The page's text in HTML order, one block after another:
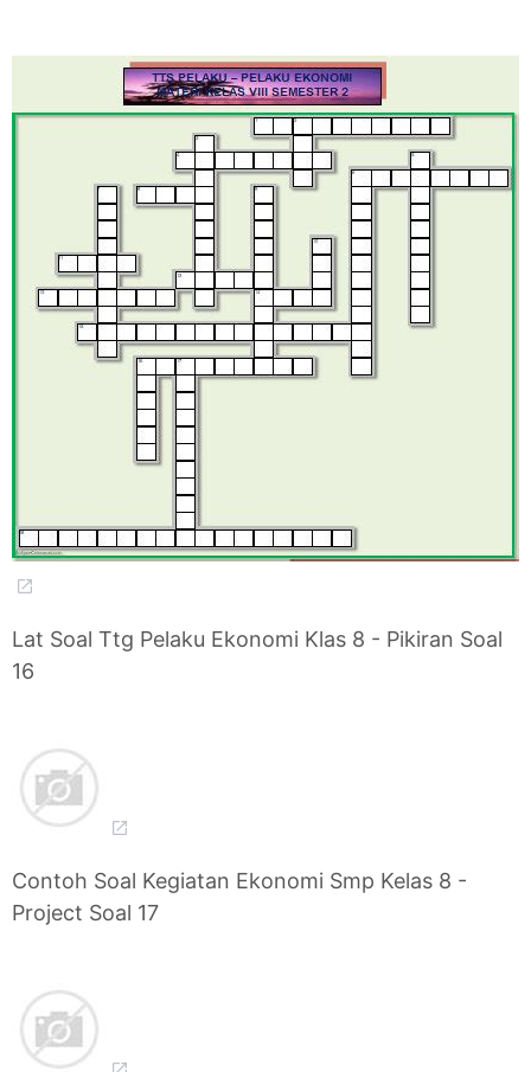
Lat Soal Ttg Pelaku Ekonomi Klas 8 - Pikiran Soal
16
Contoh Soal Kegiatan Ekonomi Smp Kelas 8 -
Project Soal 17